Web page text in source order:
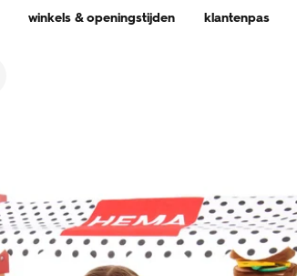
winkels & openingstijden klantenpas